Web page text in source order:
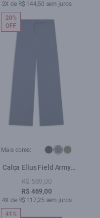
2X de R$ 144,50 sem juros
Mais cores:
Calça Ellus Field Army
Wide Leg Petroleo
R$ 589,00
R$ 469,00
4X de R$ 117,25 sem juros
20%
OFF
41%